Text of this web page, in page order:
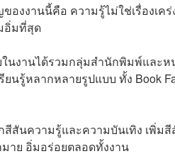
องงานนี้คือ ความรู้ไม่ใช่เรื่องเค
อิ่มที่สุด
นงานได้รวมกลุ่มสำนักพิมพ์และห
ยนรู้หลากหลายรูปแบบ ทั้ง Book
สันความรู้และความบันเทิง เพิ่ม
าย อิ่มอร่อยตลอดทั้งงาน